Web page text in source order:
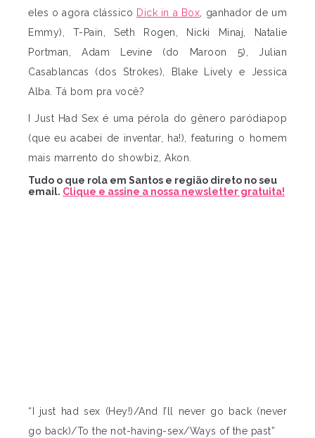
eles o agora clássico Dick in a Box , ganhador de um
Emmy), T-Pain, Seth Rogen, Nicki Minaj, Natalie
Portman, Adam Levine (do Maroon 5), Julian
Casablancas (dos Strokes), Blake Lively e Jessica
Alba. Tá bom pra você?
I Just Had Sex é uma pérola do gênero paródiapop
(que eu acabei de inventar, ha!), featuring o homem
mais marrento do showbiz, Akon.
Tudo o que rola em Santos e região direto no seu
email. Clique e assine a nossa newsletter gratuita!
“I just had sex (Hey!)/And I’ll never go back (never
go back)/To the not-having-sex/Ways of the past”